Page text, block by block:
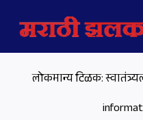
content
लोकमान्य टिळक: